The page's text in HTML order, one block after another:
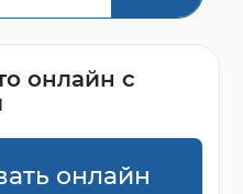
онлайн с
онлайн